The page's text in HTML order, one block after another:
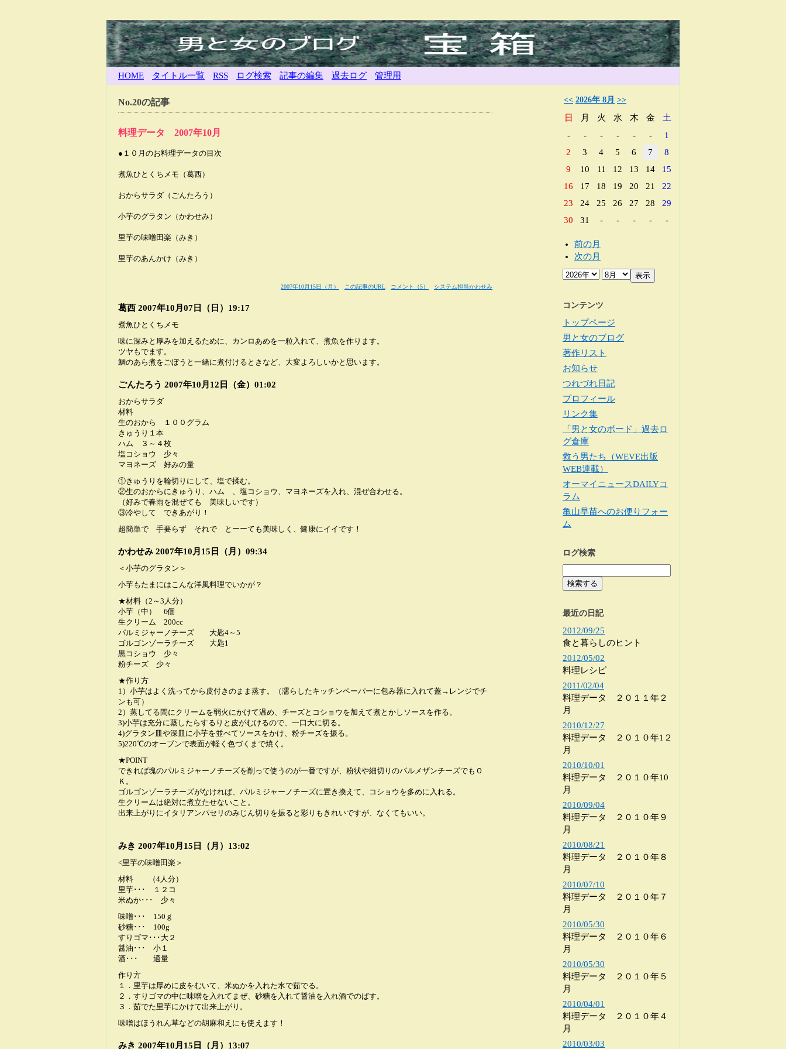
HOME タイトル一覧 RSS ログ検索 記事の編集 過去ログ 管理用
<< 2026年 8月 >>
日 月 火 水 木 金
土
-
- - - - -
1
2
3 4 5 6 7
8
9
10 11 12 13 14
15
16
17 18 19 20 21
22
23
24 25 26 27 28
29
30
31 - - - - -
前の月
次の月
コンテンツ
トップページ
男と女のブログ
著作リスト
お知らせ
つれづれ日記
プロフィール
リンク集
「男と女のボード」過去ロ
グ倉庫
救う男たち（WEVE出版
WEB連載）
オーマイニュースDAILYコ
ラム
亀山早苗へのお便りフォー
ム
ログ検索
最近の日記
2012/09/25
食と暮らしのヒント
2012/05/02
料理レシピ
2011/02/04
料理データ ２０１１年２
月
2010/12/27
料理データ ２０１０年1２
月
2010/10/01
料理データ ２０１０年10
月
2010/09/04
料理データ ２０１０年９
月
2010/08/21
料理データ ２０１０年８
月
2010/07/10
料理データ ２０１０年７
月
2010/05/30
料理データ ２０１０年６
月
2010/05/30
料理データ ２０１０年５
月
2010/04/01
料理データ ２０１０年４
月
2010/03/03
No.20の記事
料理データ 2007年10月
●１０月のお料理データの目次
煮魚ひとくちメモ（葛西）
おからサラダ（ごんたろう）
小芋のグラタン（かわせみ）
里芋の味噌田楽（みき）
里芋のあんかけ（みき）
2007年10月15日（月） この記事のURL コメント（5） システム担当かわせみ
葛西 2007年10月07日（日）19:17
煮魚ひとくちメモ
味に深みと厚みを加えるために、カンロあめを一粒入れて、煮魚を作ります。
ツヤもでます。
鯛のあら煮をごぼうと一緒に煮付けるときなど、大変よろしいかと思います。
ごんたろう 2007年10月12日（金）01:02
おからサラダ
材料
生のおから １００グラム
きゅうり１本
ハム ３～４枚
塩コショウ 少々
マヨネーズ 好みの量
①きゅうりを輪切りにして、塩で揉む。
②生のおからにきゅうり、ハム 、塩コショウ、マヨネーズを入れ、混ぜ合わせる。
（好みで春雨を混ぜても 美味しいです）
③冷やして できあがり！
超簡単で 手要らず それで とーーても美味しく、健康にイイです！
かわせみ 2007年10月15日（月）09:34
＜小芋のグラタン＞
小芋もたまにはこんな洋風料理でいかが？
★材料（2～3人分）
小芋（中） 6個
生クリーム 200cc
パルミジャーノチーズ 大匙4～5
ゴルゴンゾーラチーズ 大匙1
黒コショウ 少々
粉チーズ 少々
★作り方
1）小芋はよく洗ってから皮付きのまま蒸す。（濡らしたキッチンペーパーに包み器に入れて蓋→レンジでチ
ンも可）
2）蒸してる間にクリームを弱火にかけて温め、チーズとコショウを加えて煮とかしソースを作る。
3)小芋は充分に蒸したらするりと皮がむけるので、一口大に切る。
4)グラタン皿や深皿に小芋を並べてソースをかけ、粉チーズを振る。
5)220℃のオーブンで表面が軽く色づくまで焼く。
★POINT
できれば塊のパルミジャーノチーズを削って使うのが一番ですが、粉状や細切りのパルメザンチーズでもＯ
Ｋ。
ゴルゴンゾーラチーズがなければ、パルミジャーノチーズに置き換えて、コショウを多めに入れる。
生クリームは絶対に煮立たせないこと。
出来上がりにイタリアンパセリのみじん切りを振ると彩りもきれいですが、なくてもいい。
みき 2007年10月15日（月）13:02
<里芋の味噌田楽＞
材料 （4人分）
里芋･･･ １２コ
米ぬか･･･ 少々
味噌･･･ 150ｇ
砂糖･･･ 100g
すりゴマ･･･大２
醤油･･･ 小１
酒･･･ 適量
作り方
１．里芋は厚めに皮をむいて、米ぬかを入れた水で茹でる。
２．すりゴマの中に味噌を入れてまぜ、砂糖を入れて醤油を入れ酒でのばす。
３．茹でた里芋にかけて出来上がり。
味噌はほうれん草などの胡麻和えにも使えます！
みき 2007年10月15日（月）13:07